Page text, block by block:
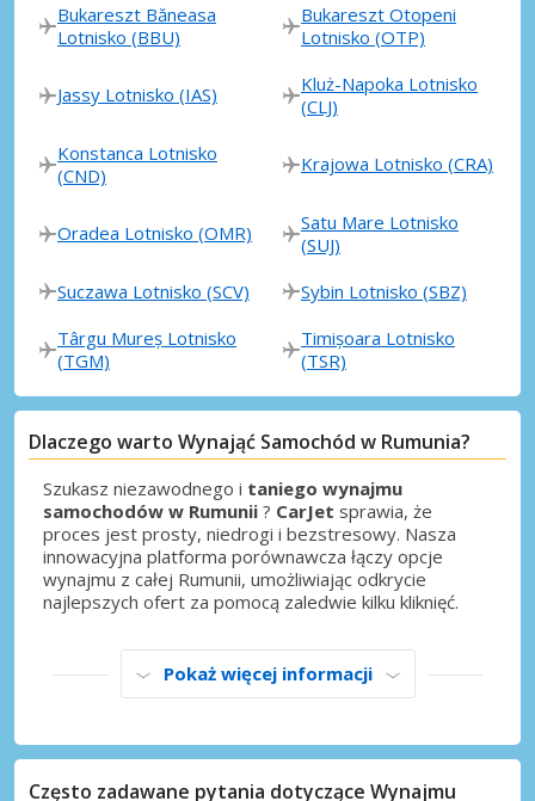
Bukareszt Băneasa
Lotnisko (BBU)
Bukareszt Otopeni
Lotnisko (OTP)
Jassy Lotnisko (IAS)
Kluż-Napoka Lotnisko
(CLJ)
Konstanca Lotnisko
(CND)
Krajowa Lotnisko (CRA)
Oradea Lotnisko (OMR)
Satu Mare Lotnisko
(SUJ)
Suczawa Lotnisko (SCV)
Sybin Lotnisko (SBZ)
Târgu Mureș Lotnisko
(TGM)
Timișoara Lotnisko
(TSR)
Dlaczego warto Wynająć Samochód w Rumunia?
Szukasz niezawodnego i taniego wynajmu
samochodów w Rumunii ? CarJet sprawia, że
proces jest prosty, niedrogi i bezstresowy. Nasza
innowacyjna platforma porównawcza łączy opcje
wynajmu z całej Rumunii, umożliwiając odkrycie
najlepszych ofert za pomocą zaledwie kilku kliknięć.
Pokaż więcej informacji
Często zadawane pytania dotyczące Wynajmu